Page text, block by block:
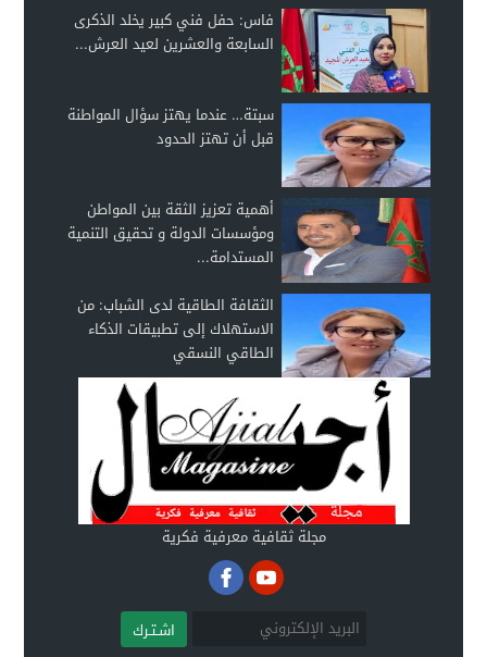
فاس: حفل فني كبير يخلد الذكرى
السابعة والعشرين لعيد العرش...
سبتة… عندما يهتز سؤال المواطنة
قبل أن تهتز الحدود
أهمية تعزيز الثقة بين المواطن
ومؤسسات الدولة و تحقيق التنمية
المستدامة...
الثقافة الطاقية لدى الشباب: من
الاستهلاك إلى تطبيقات الذكاء
الطاقي النسقي
مجلة ثقافية معرفية فكرية
اشـتـرك